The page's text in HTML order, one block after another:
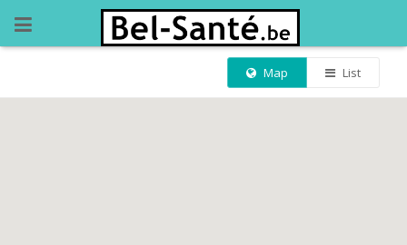
Map List